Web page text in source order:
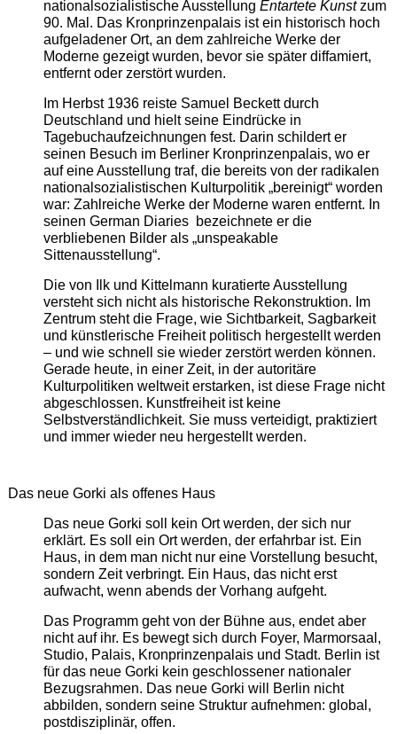
nationalsozialistische Ausstellung Entartete Kunstzum
90. Mal. Das Kronprinzenpalais ist ein historisch hoch
aufgeladener Ort, an dem zahlreiche Werke der
Moderne gezeigt wurden, bevor sie später diffamiert,
entfernt oder zerstört wurden.
Im Herbst 1936 reiste Samuel Beckett durch
Deutschland und hielt seine Eindrücke in
Tagebuchaufzeichnungen fest. Darin schildert er
seinen Besuch im Berliner Kronprinzenpalais, wo er
auf eine Ausstellung traf, die bereits von der radikalen
nationalsozialistischen Kulturpolitik „bereinigt“ worden
war: Zahlreiche Werke der Moderne waren entfernt. In
seinen German Diaries bezeichnete er die
verbliebenen Bilder als „unspeakable
Sittenausstellung“.
Die von Ilk und Kittelmann kuratierte Ausstellung
versteht sich nicht als historische Rekonstruktion. Im
Zentrum steht die Frage, wie Sichtbarkeit, Sagbarkeit
und künstlerische Freiheit politisch hergestellt werden
– und wie schnell sie wieder zerstört werden können.
Gerade heute, in einer Zeit, in der autoritäre
Kulturpolitiken weltweit erstarken, ist diese Frage nicht
abgeschlossen. Kunstfreiheit ist keine
Selbstverständlichkeit. Sie muss verteidigt, praktiziert
und immer wieder neu hergestellt werden.
Das neue Gorki als offenes Haus
Das neue Gorki soll kein Ort werden, der sich nur
erklärt. Es soll ein Ort werden, der erfahrbar ist. Ein
Haus, in dem man nicht nur eine Vorstellung besucht,
sondern Zeit verbringt. Ein Haus, das nicht erst
aufwacht, wenn abends der Vorhang aufgeht.
Das Programm geht von der Bühne aus, endet aber
nicht auf ihr. Es bewegt sich durch Foyer, Marmorsaal,
Studio, Palais, Kronprinzenpalais und Stadt. Berlin ist
für das neue Gorki kein geschlossener nationaler
Bezugsrahmen. Das neue Gorki will Berlin nicht
abbilden, sondern seine Struktur aufnehmen: global,
postdisziplinär, offen.